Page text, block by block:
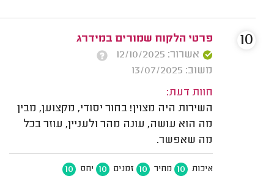
פרטי הלקוח שמורים במידרג
אשרור: 12/10/2025
משוב: 13/07/2025
חוות דעת:
השירות היה מצוין! בחור יסודי, מקצוען, מבין
מה הוא עושה, עונה מהר ולעניין, עוזר בכל
מה שאפשר.
איכות 10 מחיר 10 זמנים 10 יחס 10
10